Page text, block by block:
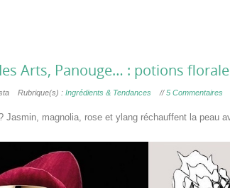
Arts, Panouge… : potions
Rubrique(s) : Ingrédients & Tendances //5 Commentaires
Jasmin, magnolia, rose et ylang réchauffent la peau